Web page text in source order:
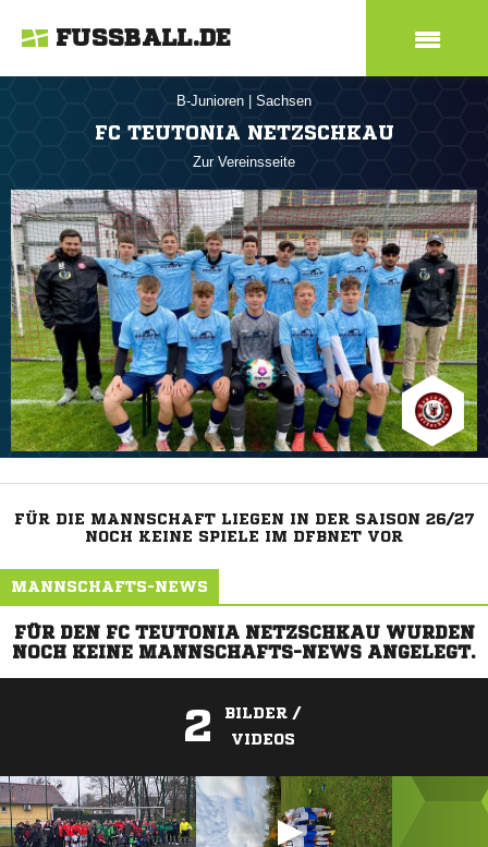
FUSSBALL.DE
B-Junioren Sachsen
FC TEUTONIA NETZSCHKAU
Zur Vereinsseite
FÜR DIE MANNSCHAFT LIEGEN IN DER SAISON 26/27
NOCH KEINE SPIELE IM DFBNET VOR
MANNSCHAFTS-NEWS
FÜR DEN FC TEUTONIA NETZSCHKAU WURDEN
NOCH KEINE MANNSCHAFTS-NEWS ANGELEGT.
2
BILDER /
VIDEOS